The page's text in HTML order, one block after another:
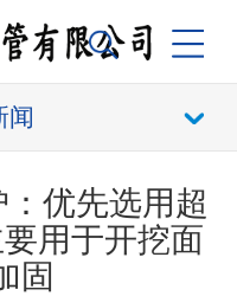
闻
优先选用超
用于开挖面
固